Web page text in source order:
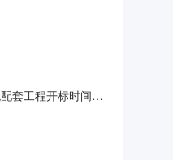
套工程开标时间：